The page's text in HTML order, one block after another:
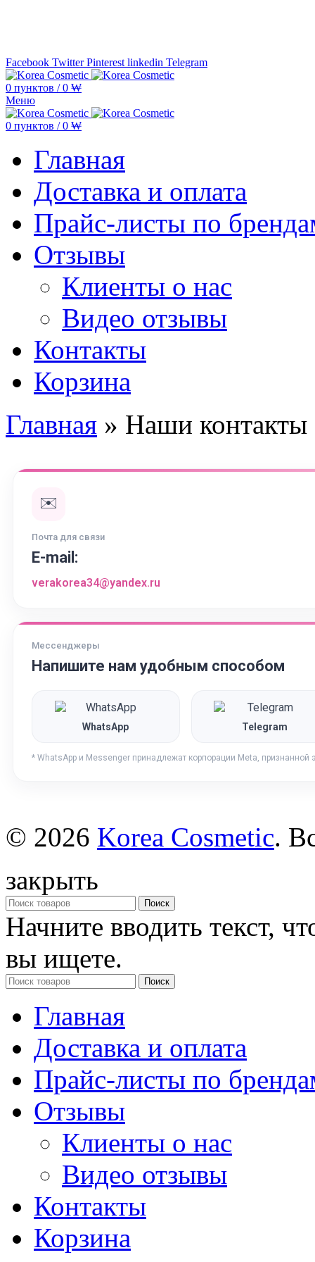
Facebook Twitter Pinterest linkedin Telegram
0 пунктов / 0 ₩
Меню
0 пунктов / 0 ₩
Главная
Доставка и оплата
Прайс-листы по
Отзывы
Клиенты о нас
Видео отзывы
Контакты
Корзина
Главная » Наши контакты
✉️
Почта для связи
E-mail:
verakorea34@yandex.ru
Мессенджеры
Напишите нам удобным способом
WhatsApp Telegram
* WhatsApp и Messenger принадлежат корпорации Meta,
© 2026 Korea Cosmetic.
закрыть
Поиск
Начните вводить текст,
вы ищете.
Поиск
Главная
Доставка и оплата
Прайс-листы по
Отзывы
Клиенты о нас
Видео отзывы
Контакты
Корзина